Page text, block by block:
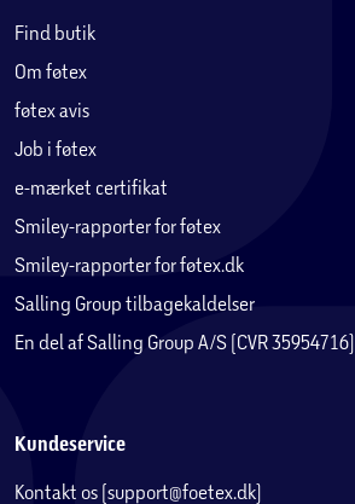
Find butik
Om føtex
føtex avis
Job i føtex
e-mærket certifikat
Smiley-rapporter for føtex
Smiley-rapporter for føtex.dk
Salling Group tilbagekaldelser
En del af Salling Group A/S (CVR 35954716)
Kundeservice
Kontakt os (support@foetex.dk)